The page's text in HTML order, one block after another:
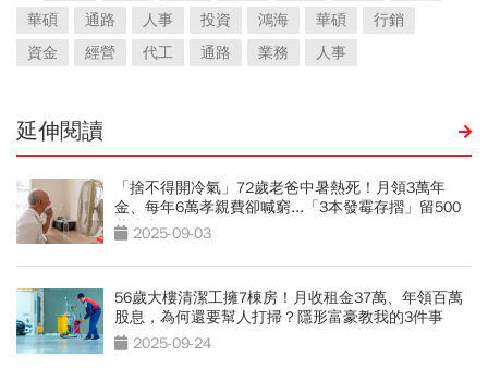
華碩
通路 人事 投資 鴻海 華碩
行銷
資金
經營 代工 通路 業務 人事
延伸閱讀
「捨不得開冷氣」72歲老爸中暑熱死！月領3萬年
金、每年6萬孝親費卻喊窮...「3本發霉存摺」留500
萬遺產啟示
2025-09-03
56歲大樓清潔工擁7棟房！月收租金37萬、年領百萬
股息，為何還要幫人打掃？隱形富豪教我的3件事
2025-09-24